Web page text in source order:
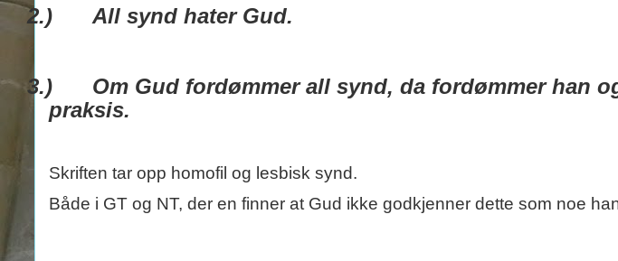
2.) All synd hater Gud.
3.)
Om Gud fordømmer all synd, da fordømmer han
praksis.
Skriften tar opp homofil og lesbisk synd.
Både i GT og NT, der en finner at Gud ikke godkjenner dette som noe